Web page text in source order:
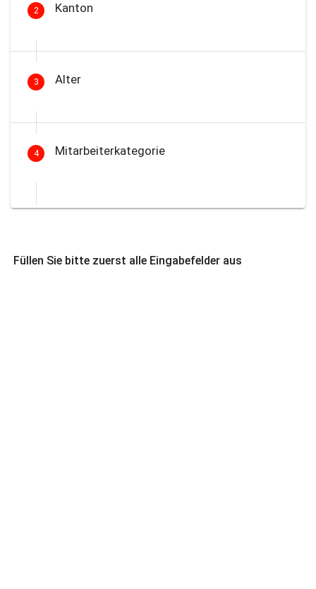
2 Kanton
3 Alter
4 Mitarbeiterkategorie
Füllen Sie bitte zuerst alle Eingabefelder aus